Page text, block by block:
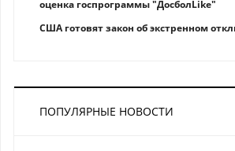
оценка госпрограммы "ДосболLike"
США готовят закон об экстренном
ПОПУЛЯРНЫЕ НОВОСТИ